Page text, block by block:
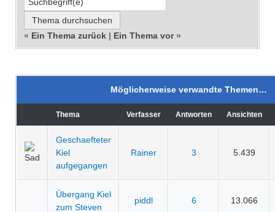
« Ein Thema zurück | Ein Thema vor»
Möglicherweise verwandte Themen…
Thema Verfasser Antworten Ansichten
Geschaefteter
Kiel
aufgegangen
Rainer 3 5.439
Übergang Kiel
zum Steven
piddl 6 13.066